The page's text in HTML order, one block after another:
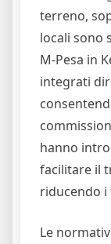
terreno,
locali sono
M-Pesa in
integrati
hanno
facilitare il
riducendo i
Le